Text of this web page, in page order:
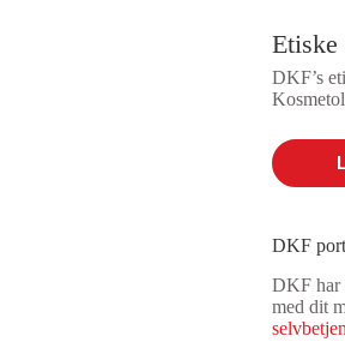
Etiske
DKF’s
DKF
DKF har
med dit